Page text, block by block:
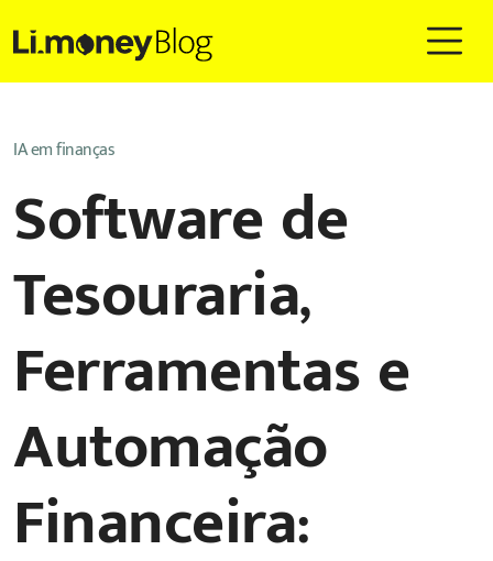
IA em finanças
Software de
Tesouraria,
Ferramentas e
Automação
Financeira: